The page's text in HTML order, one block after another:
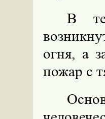
В
огня, а
пожар с